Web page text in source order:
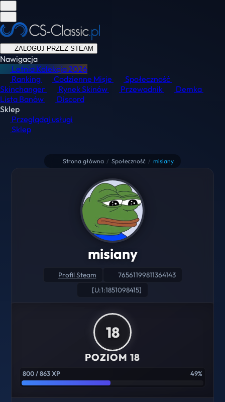
ZALOGUJ PRZEZ STEAM
Nawigacja
Letnia Kolekcja2026
Ranking
Codzienne Misje
Społeczność
Skinchanger
Rynek Skinów Przewodnik
Demka
Lista Banów
Discord
Sklep
Przeglądaj usługi
Sklep
Strona główna / Społeczność / misiany
misiany
Profil Steam
76561199811364143
[U:1:1851098415]
18
POZIOM 18
800 / 863 XP 49%